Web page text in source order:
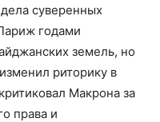
суверенных
годами
земель, но
риторику в
Макрона за
права и